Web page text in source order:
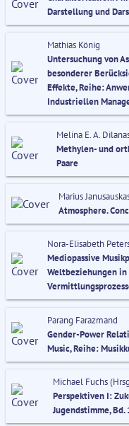
Darstellung und
Mathias König
Untersuchung von
besonderer
Effekte, Reihe:
Industriellen
Melina E. A.
Methylen- und
Paare
Marius
Atmosphere.
Nora-Elisabeth
Mediopassive
Weltbeziehungen in
Parang Farazmand
Gender-Power
Music, Reihe:
Michael Fuchs
Perspektiven I:
Jugendstimme, Bd.